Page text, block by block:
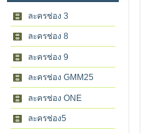
ละครช่อง 3
ละครช่อง 8
ละครช่อง 9
ละครช่อง GMM25
ละครช่อง ONE
ละครช่อง5